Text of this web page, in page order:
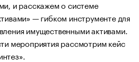
и расскажем о системе
— гибком инструменте для
имущественными активами.
мероприятия рассмотрим кейс